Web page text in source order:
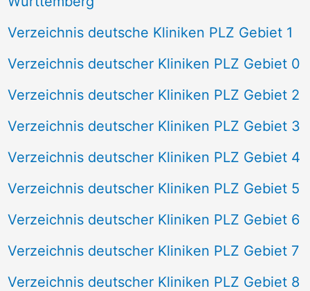
Verzeichnis deutsche Kliniken PLZ Gebiet 1
Verzeichnis deutscher Kliniken PLZ Gebiet 0
Verzeichnis deutscher Kliniken PLZ Gebiet 2
Verzeichnis deutscher Kliniken PLZ Gebiet 3
Verzeichnis deutscher Kliniken PLZ Gebiet 4
Verzeichnis deutscher Kliniken PLZ Gebiet 5
Verzeichnis deutscher Kliniken PLZ Gebiet 6
Verzeichnis deutscher Kliniken PLZ Gebiet 7
Verzeichnis deutscher Kliniken PLZ Gebiet 8